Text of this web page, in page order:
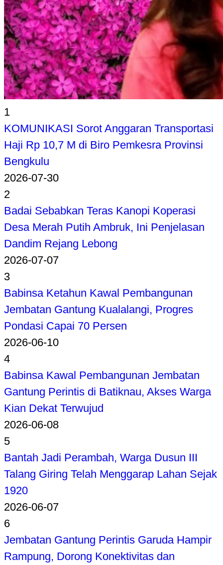
1
KOMUNIKASI Sorot Anggaran Transportasi
Haji Rp 10,7 M di Biro Pemkesra Provinsi
Bengkulu
2026-07-30
2
Badai Sebabkan Teras Kanopi Koperasi
Desa Merah Putih Ambruk, Ini Penjelasan
Dandim Rejang Lebong
2026-07-07
3
Babinsa Ketahun Kawal Pembangunan
Jembatan Gantung Kualalangi, Progres
Pondasi Capai 70 Persen
2026-06-10
4
Babinsa Kawal Pembangunan Jembatan
Gantung Perintis di Batiknau, Akses Warga
Kian Dekat Terwujud
2026-06-08
5
Bantah Jadi Perambah, Warga Dusun III
Talang Giring Telah Menggarap Lahan Sejak
1920
2026-06-07
6
Jembatan Gantung Perintis Garuda Hampir
Rampung, Dorong Konektivitas dan